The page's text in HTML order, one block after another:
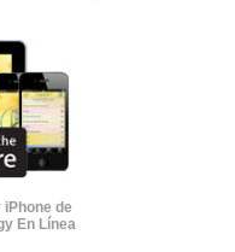
de
En Línea